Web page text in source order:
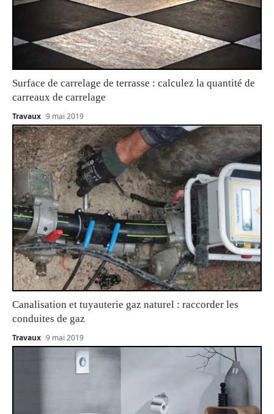
Surface de carrelage de terrasse : calculez la quantité de
carreaux de carrelage
Travaux 9 mai 2019
Canalisation et tuyauterie gaz naturel : raccorder les
conduites de gaz
Travaux 9 mai 2019